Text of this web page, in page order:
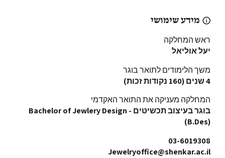
מידע שימושי
ראש המחלקה
יעל אוליאל
משך הלימודים לתואר בוגר
4 שנים (160 נקודות זכות)
המחלקה מעניקה את התואר האקדמי
בוגר בעיצוב תכשיטים - Bachelor of Jewlery Design
(B.Des)
03-6019308
Jewelryoffice@shenkar.ac.il